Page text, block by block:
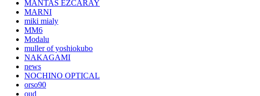
MANTAS EZCARAY
MARNI
miki mialy
MM6
Modalu
muller of yoshiokubo
NAKAGAMI
news
NOCHINO OPTICAL
orso90
oud